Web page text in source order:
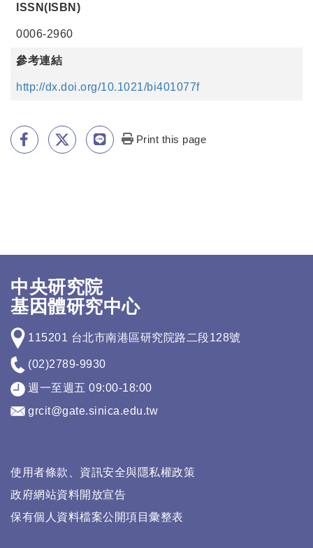
ISSN(ISBN)
0006-2960
參考連結
http://dx.doi.org/10.1021/bi401077f
Print this page
中央研究院
基因體研究中心
115201 台北市南港區研究院路二段128號
(02)2789-9930
週一至週五 09:00-18:00
grcit@gate.sinica.edu.tw
使用者條款、資訊安全與隱私權政策
政府網站資料開放宣告
保有個人資料檔案公開項目彙整表